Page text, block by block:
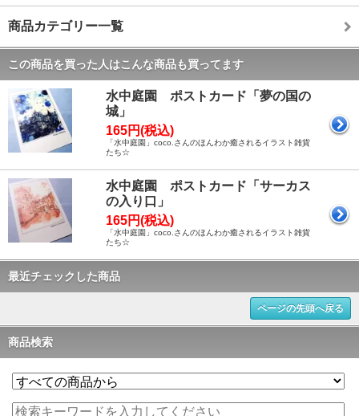
商品カテゴリー一覧
この商品を買った人はこんな商品も買ってます
水中庭園 ポストカード「夢の国の
城」
165円(税込)
「水中庭園」coco.さんのほんわか癒されるイラスト雑貨
たち☆
水中庭園 ポストカード「サーカス
の入り口」
165円(税込)
「水中庭園」coco.さんのほんわか癒されるイラスト雑貨
たち☆
最近チェックした商品
ページの先頭へ戻る
商品検索